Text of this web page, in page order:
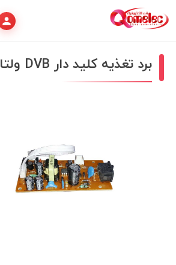
برد تغذیه کلید دار DVB ولتاژ 5و15و21